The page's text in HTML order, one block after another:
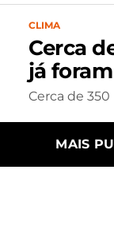
CLIMA
Cerca
já
Cerca de
MAIS